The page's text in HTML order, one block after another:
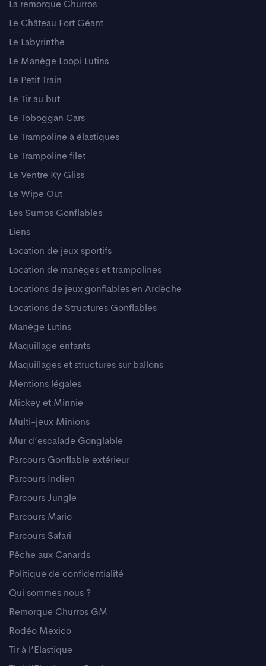
La remorque Churros
Le Château Fort Géant
Le Labyrinthe
Le Manège Loopi Lutins
Le Petit Train
Le Tir au but
Le Toboggan Cars
Le Trampoline à élastiques
Le Trampoline filet
Le Ventre Ky Gliss
Le Wipe Out
Les Sumos Gonflables
Liens
Location de jeux sportifs
Location de manèges et trampolines
Locations de jeux gonflables en Ardèche
Locations de Structures Gonflables
Manège Lutins
Maquillage enfants
Maquillages et structures sur ballons
Mentions légales
Mickey et Minnie
Multi-jeux Minions
Mur d’escalade Gonglable
Parcours Gonflable extérieur
Parcours Indien
Parcours Jungle
Parcours Mario
Parcours Safari
Pêche aux Canards
Politique de confidentialité
Qui sommes nous ?
Remorque Churros GM
Rodéo Mexico
Tir à l’Elastique